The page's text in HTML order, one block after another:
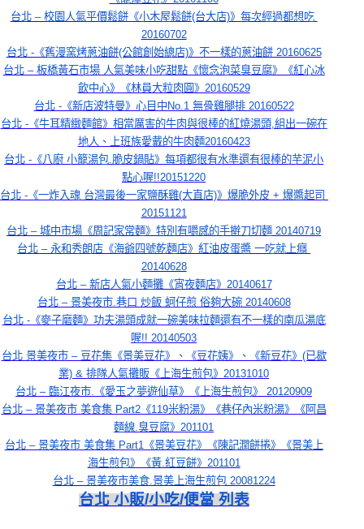
台北 – 校園人氣平價鬆餅《小木屋鬆餅(台大店)》每次經過都想吃
20160702
台北 -《舊漫窯烤蔥油餅(公館創始總店)》不一樣的蔥油餅 20160625
台北 – 板橋黃石市場 人氣美味小吃甜點《懷念泡菜臭豆腐》《紅心冰
飲中心》《林員大粒肉圓》20160529
台北 -《新店波特曼》心目中No.1 無骨雞腿排 20160522
台北 -《牛耳精緻麵館》相當厲害的牛肉與很棒的紅燒湯頭,組出一碗在
地人、上班族愛戴的牛肉麵20160423
台北 -《八廚 小籠湯包.脆皮鍋貼》每項都很有水準還有很棒的芋泥小
點心喔!!20151220
台北 -《一炸入魂 台灣最後一家鹽酥雞(大直店)》爆脆外皮 + 爆醬起司
20151121
台北 – 城中市場《周記家常麵》特別有嚼感的手擀刀切麵 20140719
台北 – 永和秀朗店《海爺四號乾麵店》紅油皮蛋醬 一吃就上癮
20140628
台北 – 新店人氣小麵攤《宵夜麵店》20140617
台北 – 景美夜市.巷口 炒飯 蚵仔煎 俗夠大碗 20140608
台北 -《麥子磨麵》功夫湯頭成就一碗美味拉麵還有不一樣的南瓜湯底
喔!! 20140503
台北 景美夜市 – 豆花集《景美豆花》、《豆花姨》、《新豆花》(已歇
業) & 排隊人氣攤販《上海生煎包》20131010
台北 – 臨江夜市.《愛玉之夢遊仙草》《上海生煎包》 20120909
台北 – 景美夜市 美食集 Part2《119米粉湯》《巷仔內米粉湯》《阿昌
麵線.臭豆腐》201101
台北 – 景美夜市 美食集 Part1《景美豆花》《陳記潤餅捲》《景美上
海生煎包》《黃.紅豆餅》201101
台北 – 景美夜市美食.景美上海生煎包 20081224
台北 小販/小吃/便當 列表